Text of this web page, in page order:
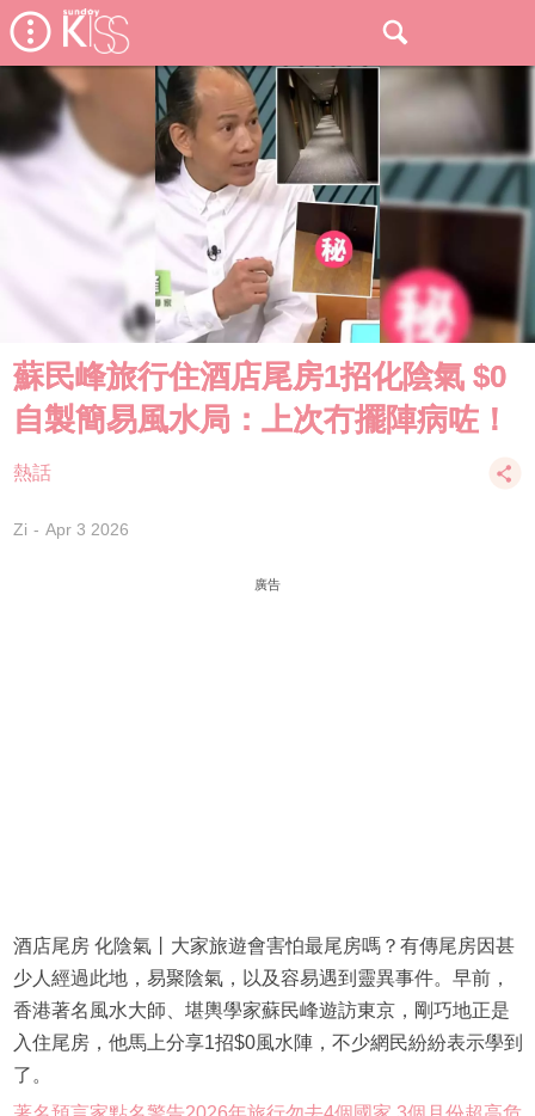
蘇民峰旅行住酒店尾房1招化陰氣 $0
自製簡易風水局：上次冇擺陣病咗！
熱話
Zi Apr 3 2026
廣告
酒店尾房 化陰氣丨大家旅遊會害怕最尾房嗎？有傳尾房因甚
少人經過此地，易聚陰氣，以及容易遇到靈異事件。早前，
香港著名風水大師、堪輿學家蘇民峰遊訪東京，剛巧地正是
入住尾房，他馬上分享1招$0風水陣，不少網民紛紛表示學到
了。